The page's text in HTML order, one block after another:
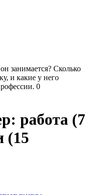
занимается? Сколько
и какие у него
0
работа (7
(15